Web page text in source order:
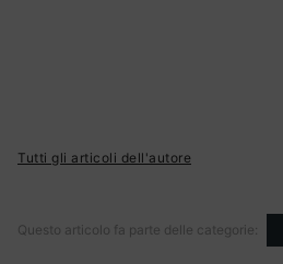
Tutti gli articoli dell'autore
Questo articolo fa parte delle categorie: